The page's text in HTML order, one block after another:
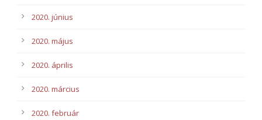
2020. június
2020. május
2020. április
2020. március
2020. február